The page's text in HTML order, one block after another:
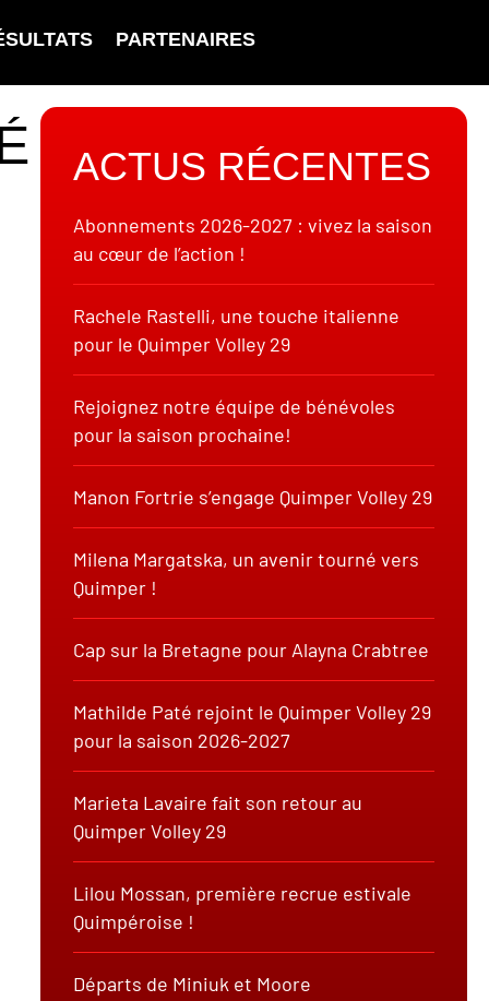
PARTENAIRES
ACTUS RÉCENTES
Abonnements 2026-2027 : vivez la saison
au cœur de l’action !
Rachele Rastelli, une touche italienne
pour le Quimper Volley 29
Rejoignez notre équipe de bénévoles
pour la saison prochaine!
Manon Fortrie s’engage Quimper Volley 29
Milena Margatska, un avenir tourné vers
Quimper !
Cap sur la Bretagne pour Alayna Crabtree
Mathilde Paté rejoint le Quimper Volley 29
pour la saison 2026-2027
Marieta Lavaire fait son retour au
Quimper Volley 29
Lilou Mossan, première recrue estivale
Quimpéroise !
Départs de Miniuk et Moore